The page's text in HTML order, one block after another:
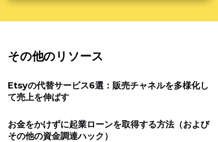
その他のリソース
Etsyの代替サービス6選：販売チャネルを多様化し
て売上を伸ばす
お金をかけずに起業ローンを取得する方法（および
その他の資金調達ハック）